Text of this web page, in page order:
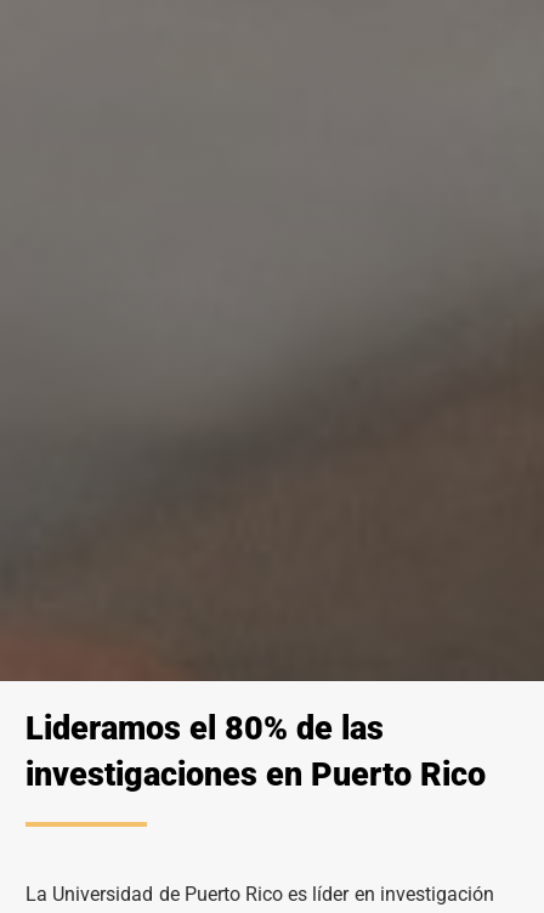
Lideramos el 80% de las
investigaciones en Puerto Rico
La Universidad de Puerto Rico es líder en investigación